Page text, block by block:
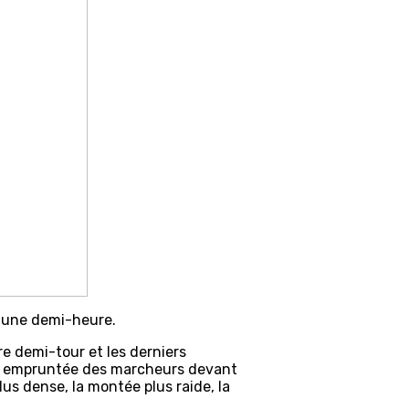
demi-heure.
demi-tour et les derniers
des marcheurs devant
dense, la montée plus raide, la